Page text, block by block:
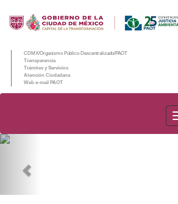
CDMX/Organismo Público Descentralizado/PAOT
Transparencia
Trámites y Servicios
Atención Ciudadana
Web e-mail PAOT